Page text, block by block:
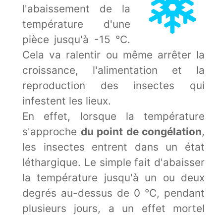
l'abaissement de la
température d'une
pièce jusqu'à -15 °C.
Cela va ralentir ou même arrêter la
croissance, l'alimentation et la
reproduction des insectes qui
infestent les lieux.
En effet, lorsque la température
s'approche du point de congélation,
les insectes entrent dans un état
léthargique. Le simple fait d'abaisser
la température jusqu'à un ou deux
degrés au-dessus de 0 °C, pendant
plusieurs jours, a un effet mortel